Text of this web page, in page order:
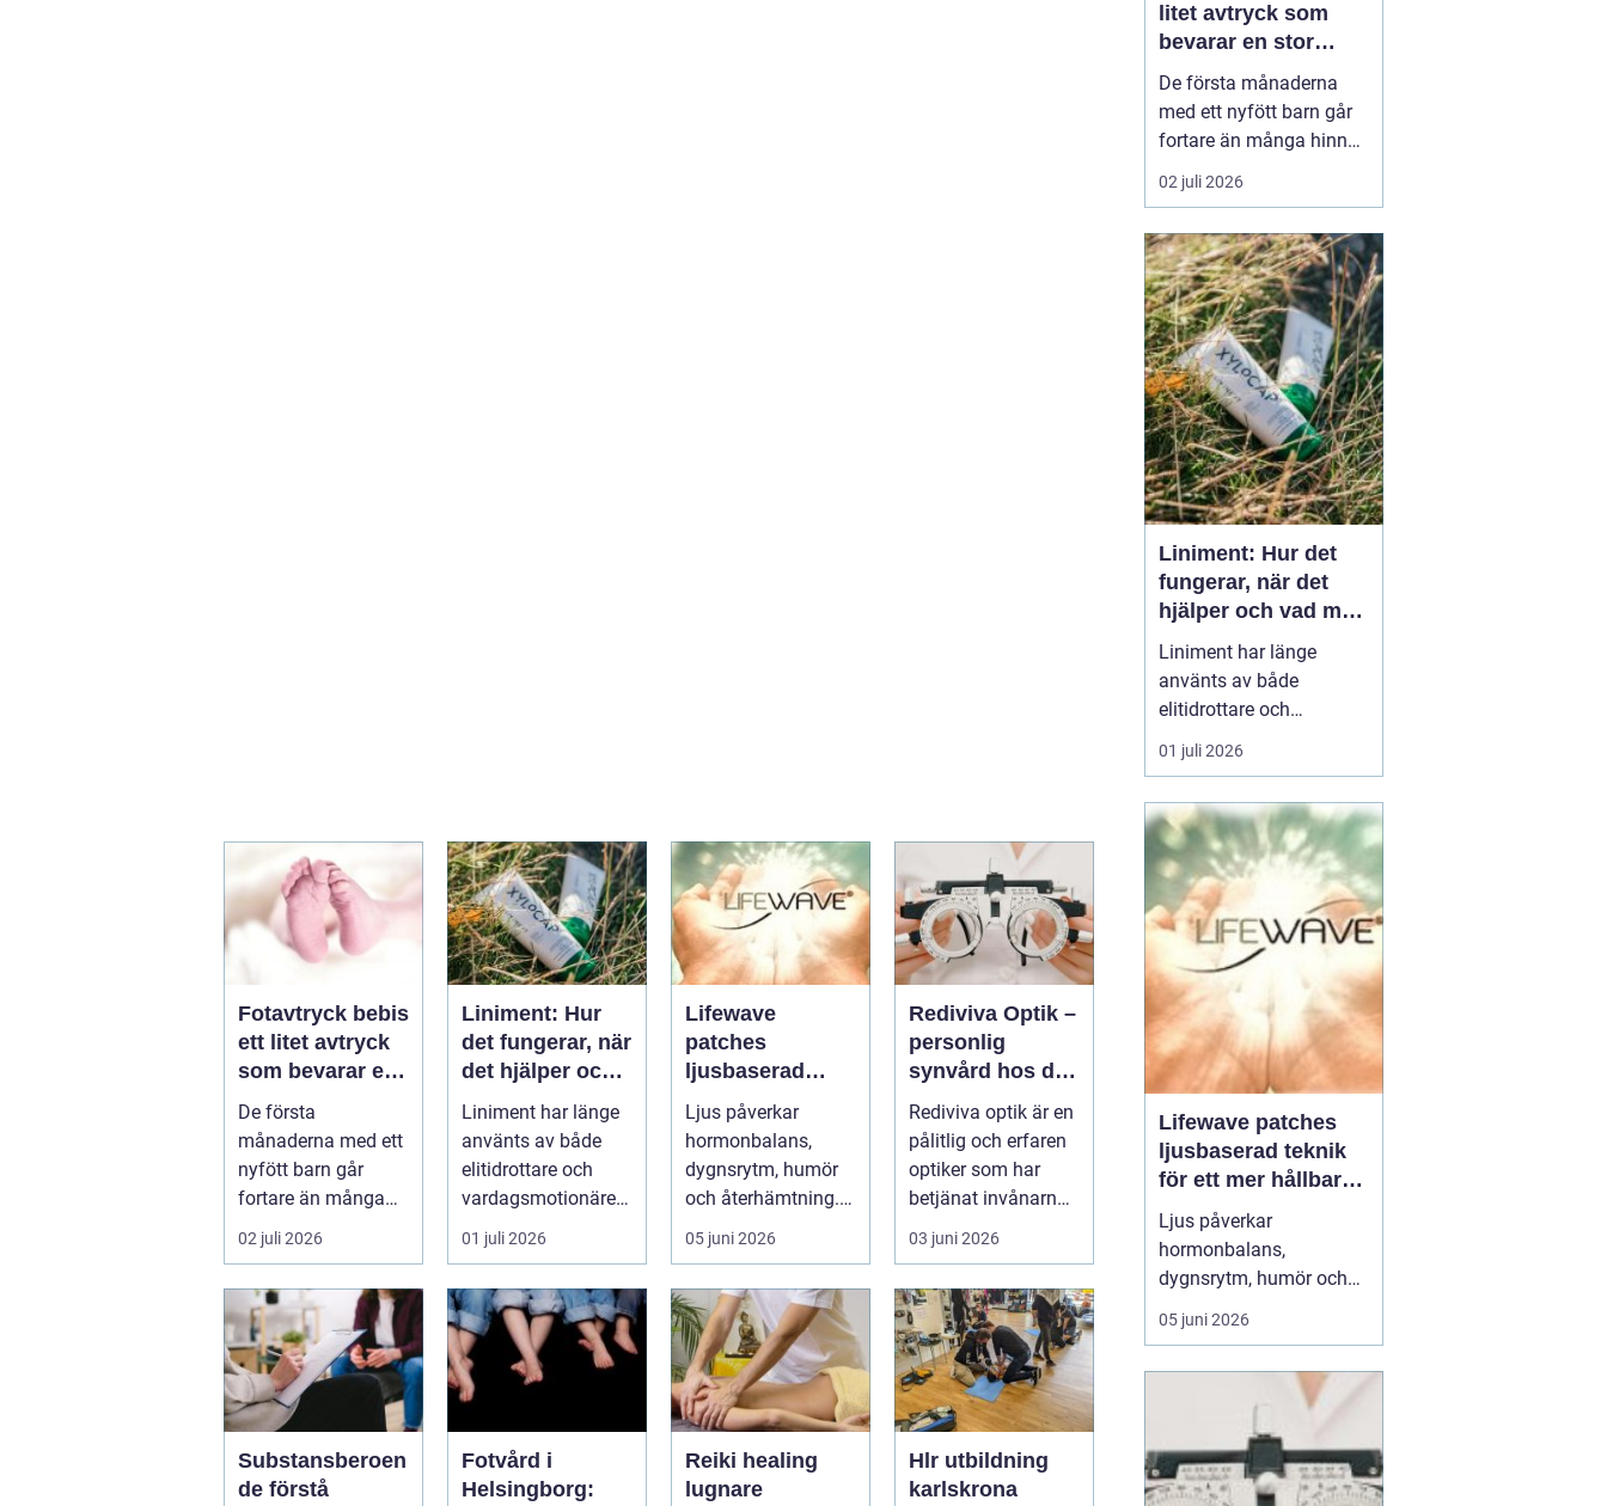
Fotavtryck bebis
ett litet avtryck
som bevarar en
stor stund
De första
månaderna med ett
nyfött barn går
fortare än många
hinner med. Ena
dagen ryms hela
foten i...
02 juli 2026
Liniment: Hur
det fungerar, när
det hjälper och
vad man bör
tänka på
Liniment har länge
använts av både
elitidrottare och
vardagsmotionärer
för...
01 juli 2026
Lifewave
patches
ljusbaserad
teknik för ett
mer hållbart
välbefinnande
Ljus påverkar
hormonbalans,
dygnsrytm, humör
och återhämtning.
Under senare år har
en ny typ av prod...
05 juni 2026
Rediviva Optik –
personlig
synvård hos din
optiker i
Uppsala
Rediviva optik är en
pålitlig och erfaren
optiker som har
betjänat invånarna
03 juni 2026
Substansberoen
de förstå
Fotvård i
Helsingborg:
Reiki healing
lugnare
Hlr utbildning
karlskrona
litet avtryck som
bevarar en stor
stund
De första månaderna
med ett nyfött barn går
fortare än många hinner
med. Ena dagen ryms
hela foten i handflatan,
redan vuxit ur sina första
pyjamasar.Ett fotavtryck
bebis fångarjust den d...
02 juli 2026
Liniment: Hur det
fungerar, när det
hjälper och vad man
bör tänka på
Liniment har länge
använts av både
elitidrottare och
vardagsmotionärer för
att lindra värk, stelhet
hur fungerar dessa
krämer egentligen, vad
innehåller de och när
passar de b&...
01 juli 2026
Lifewave patches
ljusbaserad teknik
för ett mer hållbart
välbefinnande
Ljus påverkar
hormonbalans,
dygnsrytm, humör och
återhämtning. Under
senare år har en ny typ
gränslandet mellan
egen biologi:Lifewave
patches. De är små
05 juni 2026